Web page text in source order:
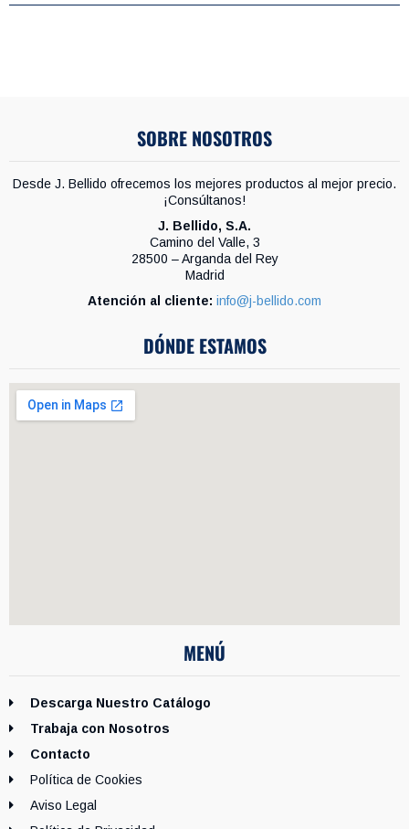
SOBRE NOSOTROS
Desde J. Bellido ofrecemos los mejores productos al mejor precio.
¡Consúltanos!
J. Bellido, S.A.
Camino del Valle, 3
28500 – Arganda del Rey
Madrid
Atención al cliente: info@j-bellido.com
DÓNDE ESTAMOS
MENÚ
Descarga Nuestro Catálogo
Trabaja con Nosotros
Contacto
Política de Cookies
Aviso Legal